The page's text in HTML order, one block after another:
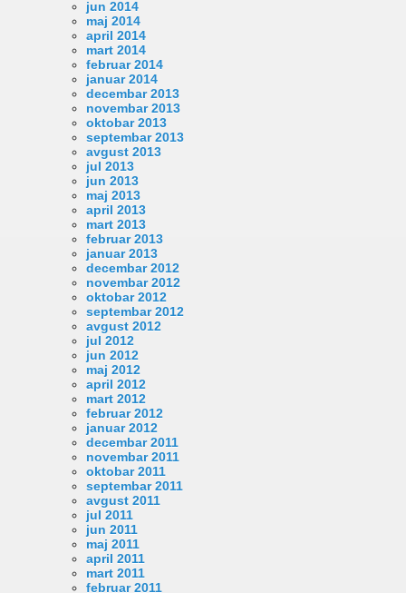
jun 2014
maj 2014
april 2014
mart 2014
februar 2014
januar 2014
decembar 2013
novembar 2013
oktobar 2013
septembar 2013
avgust 2013
jul 2013
jun 2013
maj 2013
april 2013
mart 2013
februar 2013
januar 2013
decembar 2012
novembar 2012
oktobar 2012
septembar 2012
avgust 2012
jul 2012
jun 2012
maj 2012
april 2012
mart 2012
februar 2012
januar 2012
decembar 2011
novembar 2011
oktobar 2011
septembar 2011
avgust 2011
jul 2011
jun 2011
maj 2011
april 2011
mart 2011
februar 2011